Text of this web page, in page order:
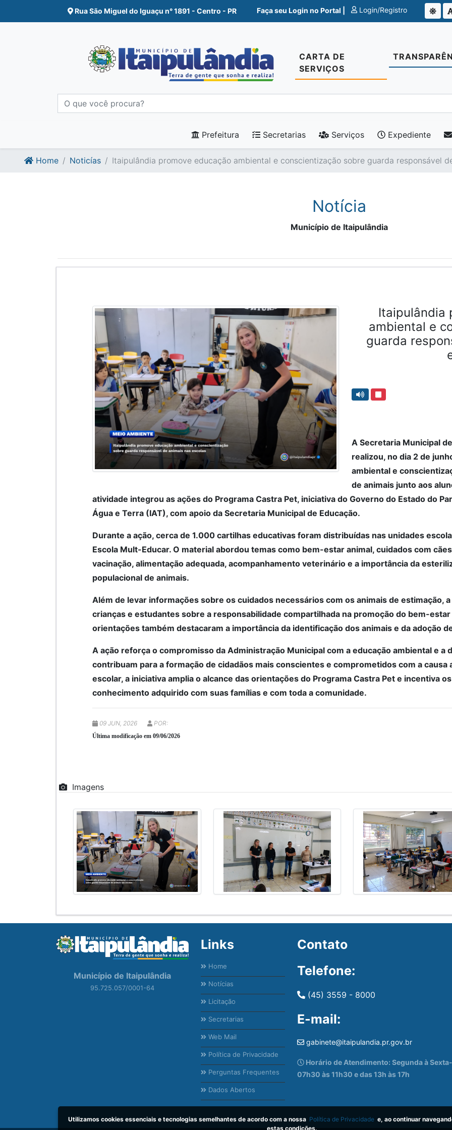
Ir para o conte�do
Ir para o fim do conte�do
Rua São Miguel do Iguaçu n° 1891 - Centro - PR Faça seu Login no Portal | Login/Registro
CARTA DE
SERVIÇOS
Prefeitura Secretarias Serviços Expediente
Home Noticías Itaipulândia promove educação ambiental e conscientização sobre guarda responsável
Notícia
Município de Itaipulândia
Itaipulândia
ambiental e
guarda
A Secretaria Municipal
realizou, no dia 2 de
ambiental e
de animais junto aos
atividade integrou as ações do Programa Castra Pet, iniciativa do Governo do Estado do
Água e Terra (IAT), com apoio da Secretaria Municipal de Educação.
Durante a ação, cerca de 1.000 cartilhas educativas foram distribuídas nas unidades
Escola Mult-Educar. O material abordou temas como bem-estar animal, cuidados com
vacinação, alimentação adequada, acompanhamento veterinário e a importância da
populacional de animais.
Além de levar informações sobre os cuidados necessários com os animais de estimação,
crianças e estudantes sobre a responsabilidade compartilhada na promoção do bem-estar
orientações também destacaram a importância da identificação dos animais e da adoção
A ação reforça o compromisso da Administração Municipal com a educação ambiental e a
contribuam para a formação de cidadãos mais conscientes e comprometidos com a causa
escolar, a iniciativa amplia o alcance das orientações do Programa Castra Pet e incentiva
conhecimento adquirido com suas famílias e com toda a comunidade.
09 JUN, 2026 POR:
Última modificação em 09/06/2026
Imagens
Município de Itaipulândia
95.725.057/0001-64
Links
Home
Notícias
Licitação
Secretarias
Web Mail
Política de Privacidade
Perguntas Frequentes
Dados Abertos
Contato
Telefone:
(45) 3559 - 8000
E-mail:
gabinete@itaipulandia.pr.gov.br
Horário de Atendimento: Segunda à
07h30 às 11h30 e das 13h às 17h
Utilizamos cookies essenciais e tecnologias semelhantes de acordo com a nossa Política de Privacidadee, ao continuar
estas condições.